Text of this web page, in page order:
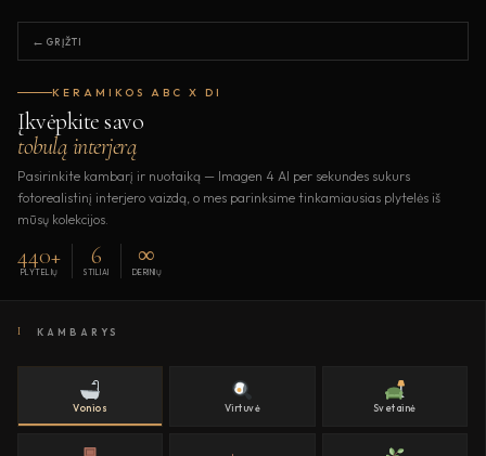
GRĮŽTI
KERAMIKOS ABC X DI
Įkvėpkite savo
tobulą interjerą
Pasirinkite kambarį ir nuotaiką — Imagen 4 AI per sekundes sukurs
fotorealistinį interjero vaizdą, o mes parinksime tinkamiausias plytelės iš
mūsų kolekcijos.
440+
PLYTELIŲ
6
STILIAI
∞
DERINIŲ
I KAMBARYS
Vonios Virtuvė Svetainė